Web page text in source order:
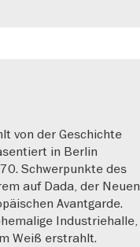
von der Geschichte
in Berlin
Schwerpunkte des
auf Dada, der Neuen
Avantgarde.
Industriehalle,
Weiß erstrahlt.